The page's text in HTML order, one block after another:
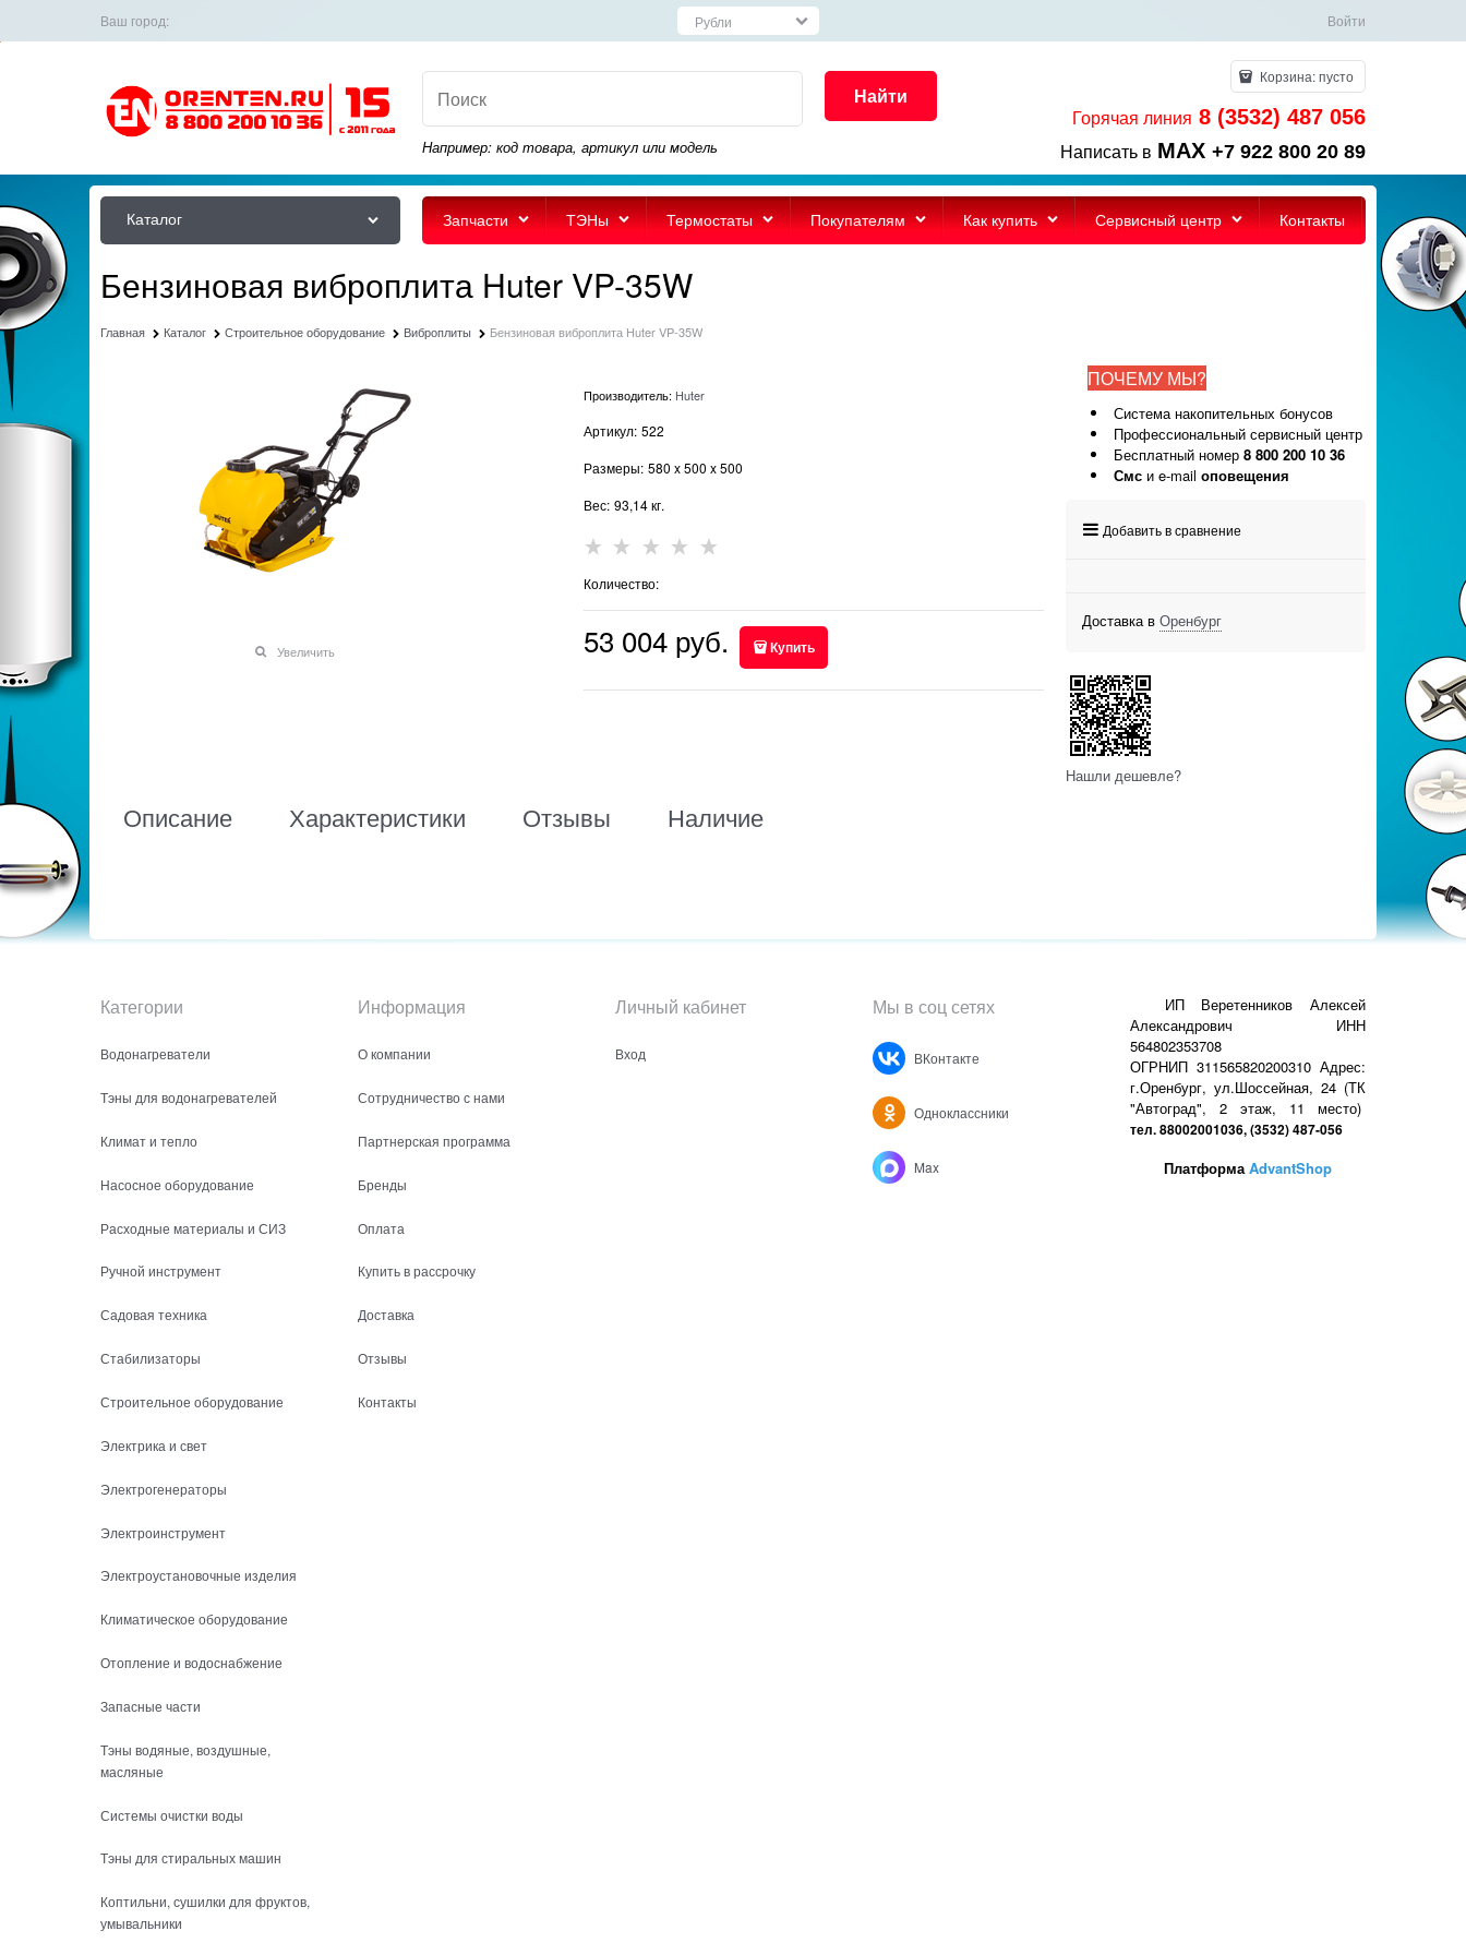
Ваш город: Войти
Найти
Например: код товара, артикул или модель
Корзина:пусто
Горячая линия 8 (3532) 487 056
Написать в MAX +7 922 800 20 89
Каталог Запчасти ТЭНы Термостаты Покупателям Как купить Сервисный центр Контакты
Бензиновая виброплита Huter VP-35W
Главная Каталог Строительное оборудование Виброплиты Бензиновая виброплита Huter VP-35W
Увеличить
Производитель: Huter
Артикул: 522
Размеры: 580 x500 x500
Вес: 93,14кг.
Количество:
53 004 руб. Купить
Описание Характеристики Отзывы Наличие
ПОЧЕМУ МЫ?
Система накопительных бонусов
Профессиональный сервисный центр
Бесплатный номер 8 800 200 10 36
Смс и e-mail оповещения
Добавить в сравнение
Доставка в Оренбург
Нашли дешевле?
Категории
Водонагреватели
Тэны для водонагревателей
Климат и тепло
Насосное оборудование
Расходные материалы и СИЗ
Ручной инструмент
Садовая техника
Стабилизаторы
Строительное оборудование
Электрика и свет
Электрогенераторы
Электроинструмент
Электроустановочные изделия
Климатическое оборудование
Отопление и водоснабжение
Запасные части
Тэны водяные, воздушные,
масляные
Системы очистки воды
Тэны для стиральных машин
Коптильни, сушилки для фруктов,
умывальники
Информация
О компании
Сотрудничество с нами
Партнерская программа
Бренды
Оплата
Купить в рассрочку
Доставка
Отзывы
Контакты
Личный кабинет
Вход
Мы в соц сетях
ВКонтакте
Одноклассники
Max
ИП Веретенников Алексей
Александрович ИНН
564802353708
ОГРНИП 311565820200310 Адрес:
г.Оренбург, ул.Шоссейная, 24 (ТК
"Автоград", 2 этаж, 11 место)
тел. 88002001036, (3532) 487-056
ПлатформаAdvantShop